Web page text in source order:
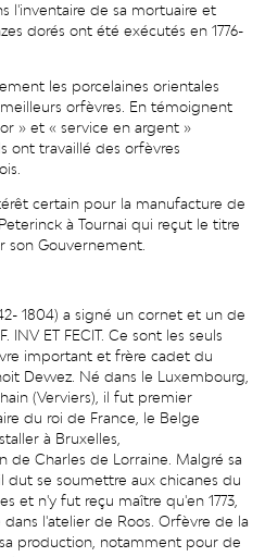
l'inventaire de sa mortuaire et
dorés ont été exécutés en 1776-
les porcelaines orientales
orfèvres. En témoignent
» et « service en argent »
ont travaillé des orfèvres
certain pour la manufacture de
à Tournai qui reçut le titre
Gouvernement.
1804) a signé un cornet et un de
INV ET FECIT. Ce sont les seuls
important et frère cadet du
Dewez. Né dans le Luxembourg,
(Verviers), il fut premier
du roi de France, le Belge
à Bruxelles,
de Charles de Lorraine. Malgré sa
dut se soumettre aux chicanes du
et n'y fut reçu maître qu'en 1773,
l'atelier de Roos. Orfèvre de la
production, notamment pour de